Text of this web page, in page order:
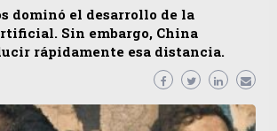
dominó el desarrollo de la
Sin embargo, China
rápidamente esa distancia.